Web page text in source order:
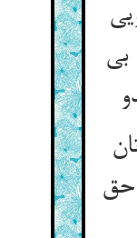
بی
حق